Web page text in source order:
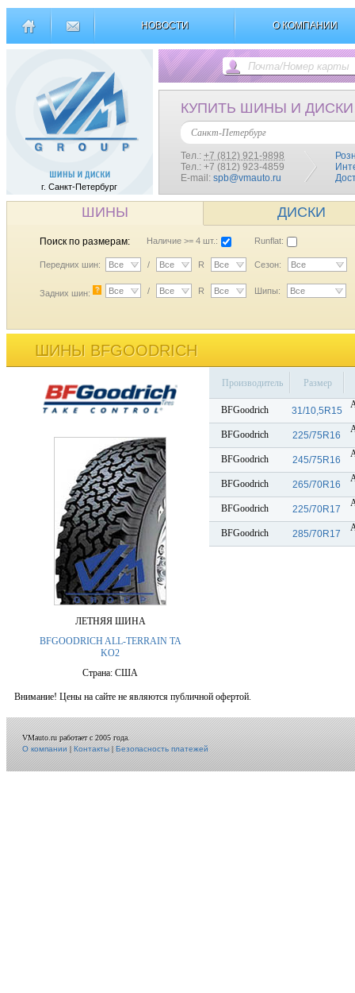
НОВОСТИ О КОМПАНИИ
г. Санкт-Петербург
КУПИТЬ ШИНЫ И ДИСКИ
Санкт-Петербург
Тел.: +7 (812) 921-9898
Тел.: +7 (812) 923-4859
E-mail: spb@vmauto.ru
ШИНЫ ДИСКИ
Поиск по размерам: Наличие >= 4 шт.: Runflat:
Передних шин: Все / Все R Все Сезон: Все
Задних шин: ? Все / Все R Все Шипы: Все
ШИНЫ BFGOODRICH
ЛЕТНЯЯ ШИНА
BFGOODRICH ALL-TERRAIN TA
KO2
Страна: США
Производитель Размер
BFGoodrich 31/10,5R15
BFGoodrich 225/75R16
BFGoodrich 245/75R16
BFGoodrich 265/70R16
BFGoodrich 225/70R17
BFGoodrich 285/70R17
Внимание! Цены на сайте не являются публичной офертой.
VMauto.ru работает с 2005 года.
О компании|Контакты|Безопасность платежей